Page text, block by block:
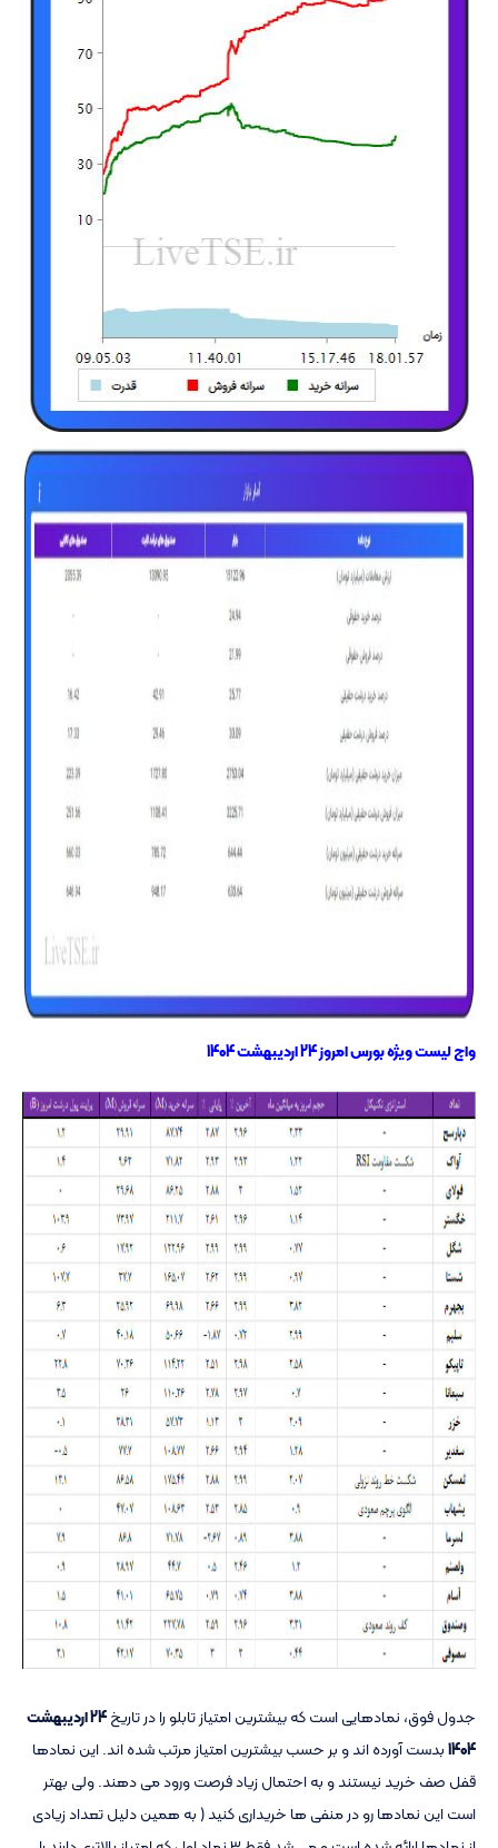
واچ لیست ویژه بورس امروز 24 اردیبهشت 1404
جدول فوق، نمادهایی است که بیشترین امتیاز تابلو را در تاریخ
24 اردیبهشت
1404بدست آورده اند و بر حسب بیشترین امتیاز مرتب شده اند. این نمادها
قفل صف خرید نیستند و به احتمال زیاد فرصت ورود می دهند. ولی بهتر
است این نمادها رو در منفی ها خریداری کنید ( به همین دلیل تعداد زیادی